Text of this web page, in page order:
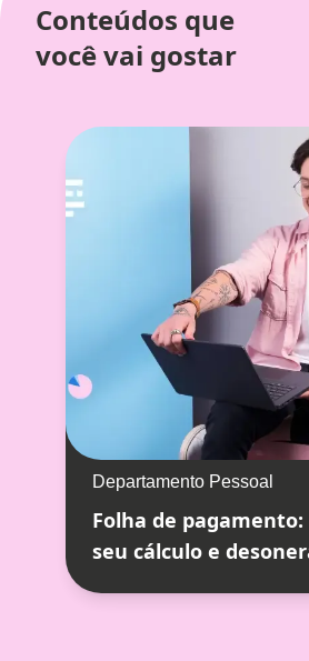
Conteúdos que
você vai gostar
Departamento Pessoal
Folha de pagamento:
seu cálculo e